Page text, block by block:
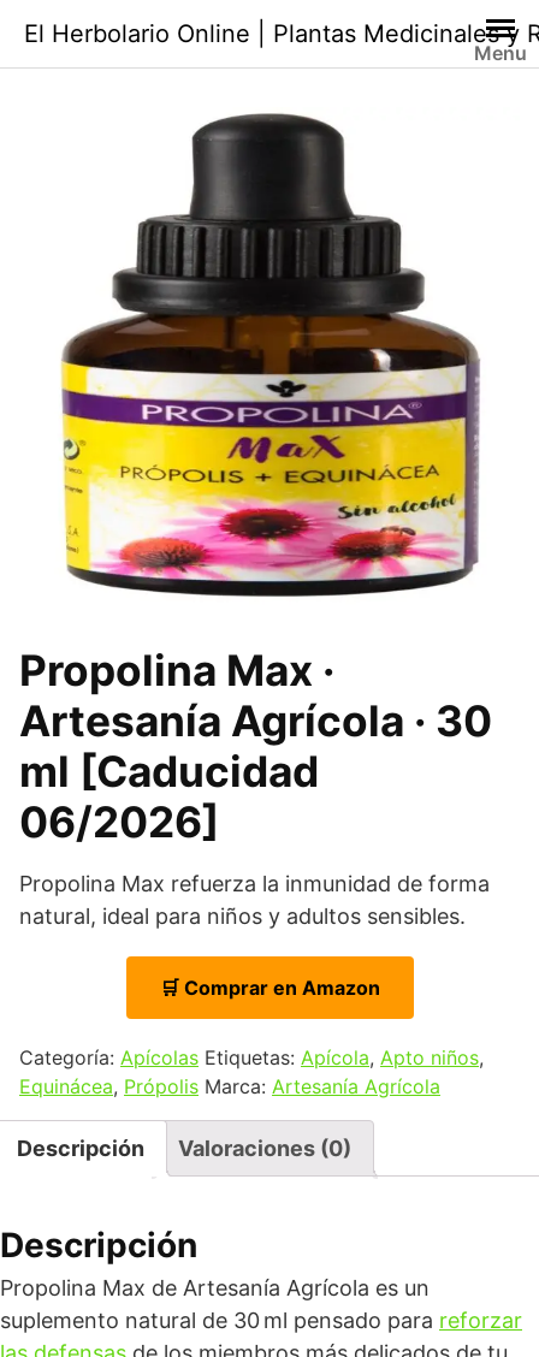
contenido
El Herbolario Online | Plantas Medicinales y
Menu
Propolina Max ·
Artesanía Agrícola · 30
ml [Caducidad
06/2026]
Propolina Max refuerza la inmunidad de forma
natural, ideal para niños y adultos sensibles.
🛒 Comprar en Amazon
Categoría: Apícolas Etiquetas: Apícola, Apto niños,
Equinácea, Própolis Marca: Artesanía Agrícola
Descripción Valoraciones (0)
Descripción
Propolina Max de Artesanía Agrícola es un
suplemento natural de 30 ml pensado para reforzar